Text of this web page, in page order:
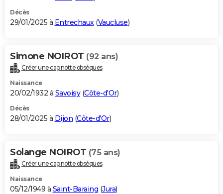
Décès
29/01/2025 à Entrechaux(Vaucluse)
Simone NOIROT (92 ans)
Créer une cagnotte obsèques
Naissance
20/02/1932 à Savoisy(Côte-d'Or)
Décès
28/01/2025 à Dijon (Côte-d'Or)
Solange NOIROT (75 ans)
Créer une cagnotte obsèques
Naissance
05/12/1949 à Saint-Baraing (Jura)